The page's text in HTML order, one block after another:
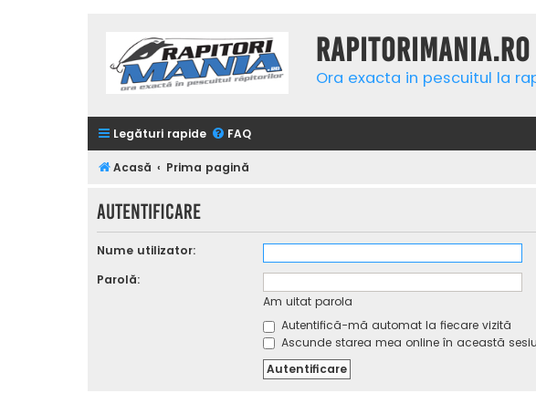
Rapitorimania.ro
Ora exacta in pescuitul la
Legături rapide FAQ
Acasă Prima pagină
Autentificare
Nume utilizator:
Parolă:
Am uitat parola
Autentifică-mă automat la fiecare vizită
Ascunde starea mea online în această